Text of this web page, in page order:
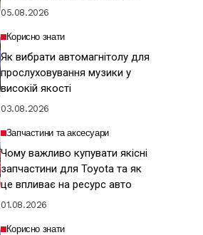
05.08.2026
Корисно знати
Як вибрати автомагнітолу для
прослуховування музики у
високій якості
03.08.2026
Запчастини та аксесуари
Чому важливо купувати якісні
запчастини для Toyota та як
це впливає на ресурс авто
01.08.2026
Корисно знати